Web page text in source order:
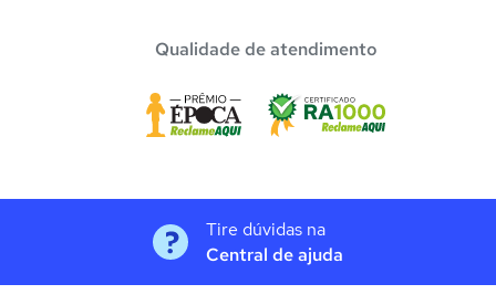
Qualidade de atendimento
Tire dúvidas na
Central de ajuda